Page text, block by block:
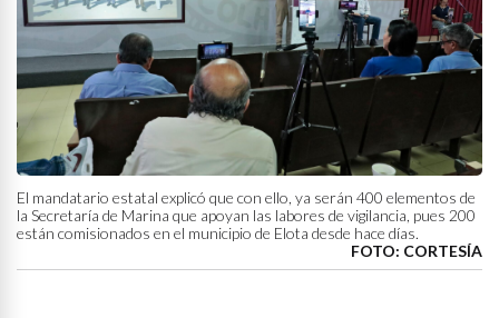
El mandatario estatal explicó que con ello, ya serán 400 elementos de
la Secretaría de Marina que apoyan las labores de vigilancia, pues 200
están comisionados en el municipio de Elota desde hace días.
FOTO: CORTESÍA